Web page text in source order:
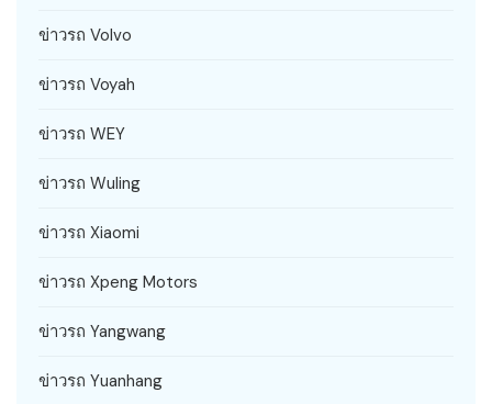
ข่าวรถ Volvo
ข่าวรถ Voyah
ข่าวรถ WEY
ข่าวรถ Wuling
ข่าวรถ Xiaomi
ข่าวรถ Xpeng Motors
ข่าวรถ Yangwang
ข่าวรถ Yuanhang